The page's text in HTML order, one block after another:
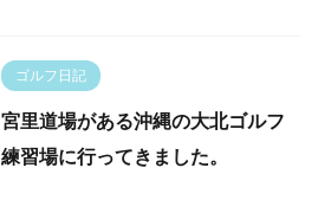
ゴルフ日記
宮里道場がある沖縄の大北ゴルフ
練習場に行ってきました。